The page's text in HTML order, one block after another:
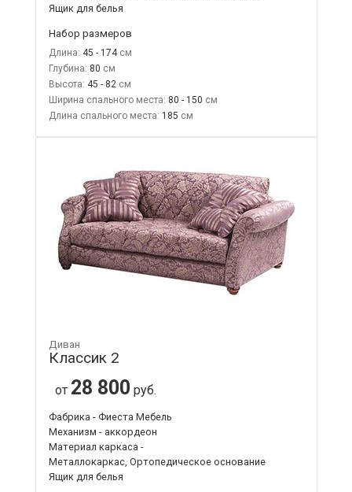
Ящик для белья
Набор размеров
Длина: 45 - 174
Глубина: 80
Высота: 45 - 82
Ширина спального места: 80 - 150
Длина спального места: 185
Диван
Классик 2
от 28 800 руб.
Фабрика - Фиеста Мебель
Механизм - аккордеон
Материал каркаса -
Металлокаркас, Ортопедическое основание
Ящик для белья